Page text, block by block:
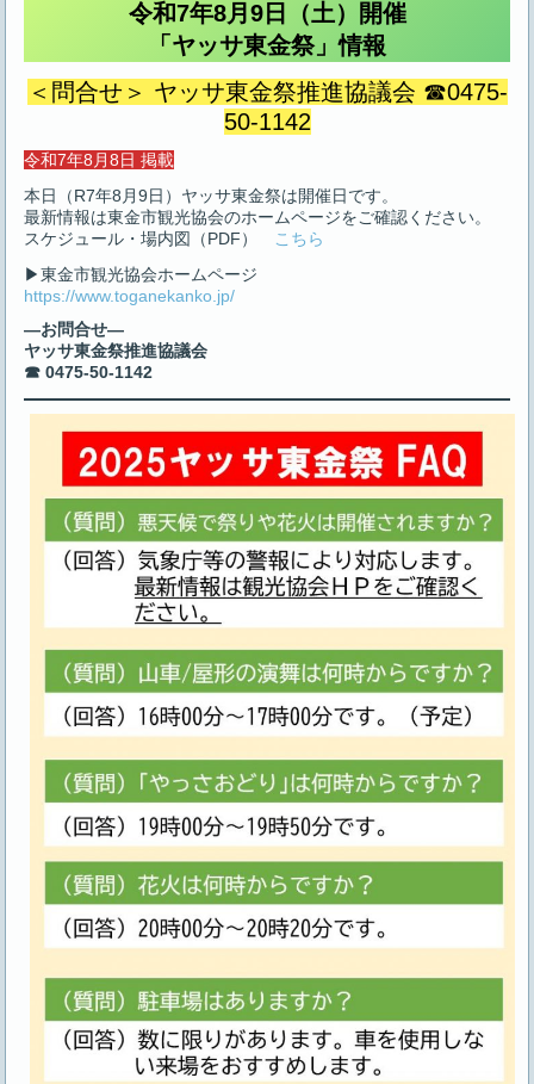
令和7年8月9日（土）開催
「ヤッサ東金祭」情報
＜問合せ＞ ヤッサ東金祭推進協議会 ☎0475-
50-1142
令和7年8月8日 掲載
本日（R7年8月9日）ヤッサ東金祭は開催日です。
最新情報は東金市観光協会のホームページをご確認ください。
スケジュール・場内図（PDF） こちら
▶東金市観光協会ホームページ
https://www.toganekanko.jp/
―お問合せ―
ヤッサ東金祭推進協議会
☎ 0475-50-1142